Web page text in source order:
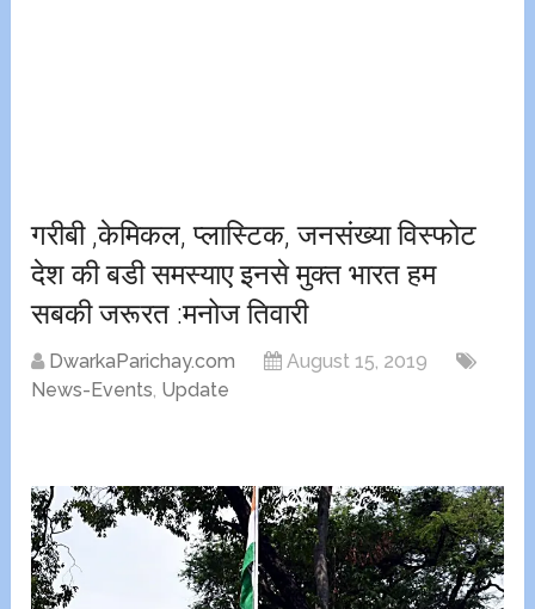
गरीबी ,केमिकल, प्लास्टिक, जनसंख्या विस्फोट
देश की बडी समस्याए इनसे मुक्त भारत हम
सबकी जरूरत :मनोज तिवारी
DwarkaParichay.com
August 15, 2019
News-Events, Update